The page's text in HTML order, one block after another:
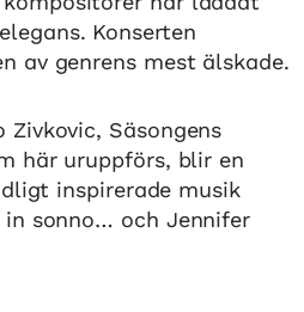
Konserten
av genrens mest älskade.
Säsongens
här uruppförs, blir en
inspirerade musik
sonno… och Jennifer